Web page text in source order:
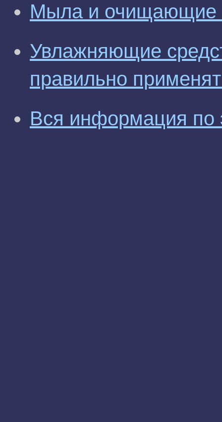
Мыла и очищающие
Увлажняющие
правильно
Вся информация по